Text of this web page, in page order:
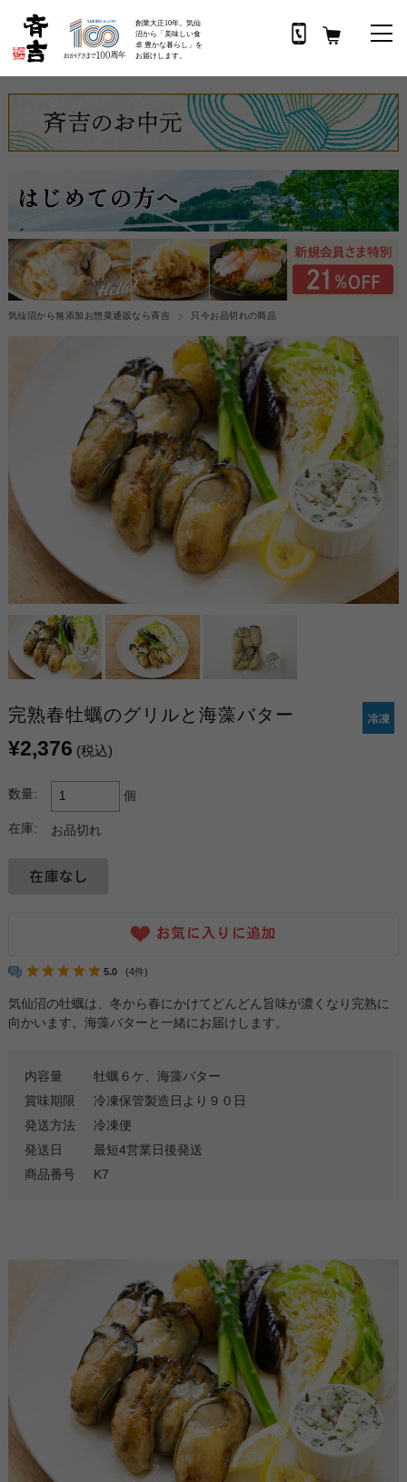
創業大正10年。気仙
沼から「美味しい食
卓 豊かな暮らし」を
お届けします。
気仙沼から無添加お惣菜通販なら斉吉 只今お品切れの商品
完熟春牡蠣のグリルと海藻バター
¥2,376 (税込)
数量: 個
在庫: お品切れ
5.0 (4件)
気仙沼の牡蠣は、冬から春にかけてどんどん旨味が濃くなり完熟に
向かいます。海藻バターと一緒にお届けします。
内容量
牡蠣６ケ、海藻バター
賞味期限
冷凍保管製造日より９０日
発送方法
冷凍便
発送日
最短4営業日後発送
商品番号
K7